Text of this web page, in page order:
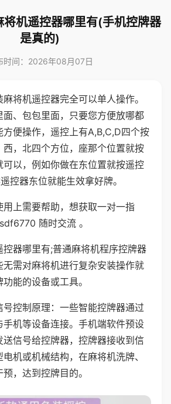
将机遥控器哪里有(手机控牌器
是真的)
时间：2026年08月07日
将机遥控器完全可以单人操作。
、包包里面，只要您方便放哪都
方便操作，遥控上有A,B,C,D四个按
，北四个方位，座那个位置就按
以，例如你做在东位置就按遥控
控器东位就能生效拿好牌。
用上需要帮助，想获取一对一指
随时交流 。
控器哪里有;普通麻将机程序控牌器
需对麻将机进行复杂安装操作就
能的设备或工具。
号控制原理：一些智能控牌器通过
手机等设备连接。手机端软件预设
信号给控牌器，控牌器接收到信
机或机械结构，在麻将机洗牌、
，达到控牌目的。